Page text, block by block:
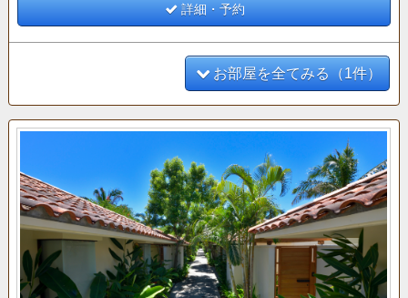
○アペリティフタイム（17:00～19:00）
詳細・予約
お部屋を全てみる（1件）